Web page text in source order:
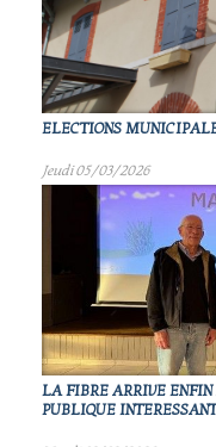
ELECTIONS
Jeudi 05/03/2026
LA FIBRE ARRIVE
PUBLIQUE